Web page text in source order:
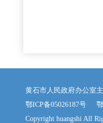
黄石市人民政府办公室
鄂ICP备05026187号
Copyright huangshi All